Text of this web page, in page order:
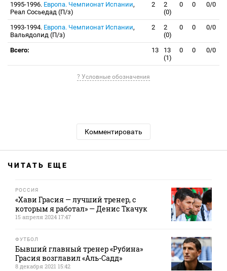
1995-1996. Европа. Чемпионат Испании,
Реал Сосьедад (П/з)
2
2
(0)
0 0 0/0
1993-1994. Европа. Чемпионат Испании,
Вальядолид (П/з)
2
2
(0)
0 0 0/0
Всего: 13
13
(1)
0 0 0/0
? Условные обозначения
Комментировать
ЧИТАТЬ ЕЩЕ
РОССИЯ
«Хави Грасия — лучший тренер, с
которым я работал» — Денис Ткачук
15 апреля 2024 17:47
ФУТБОЛ
Бывший главный тренер «Рубина»
Грасия возглавил «Аль-Садд»
8 декабря 2021 15:42